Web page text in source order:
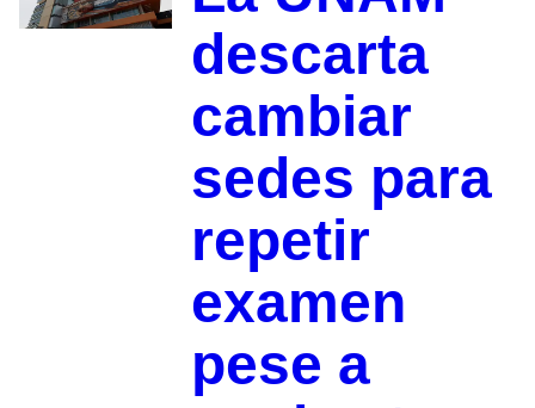
descarta
cambiar
sedes para
repetir
examen
pese a